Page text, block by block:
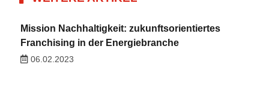
Mission Nachhaltigkeit: zukunftsorientiertes
Franchising in der Energiebranche
06.02.2023